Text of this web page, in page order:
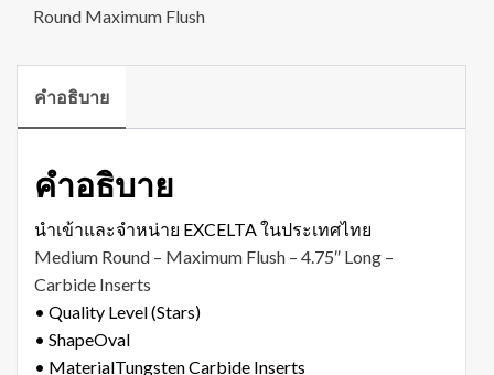
Round Maximum Flush
คำอธิบาย
คำอธิบาย
นำเข้าและจำหน่าย EXCELTA ในประเทศไทย
Medium Round – Maximum Flush – 4.75″ Long –
Carbide Inserts
• Quality Level (Stars)
• ShapeOval
• MaterialTungsten Carbide Inserts